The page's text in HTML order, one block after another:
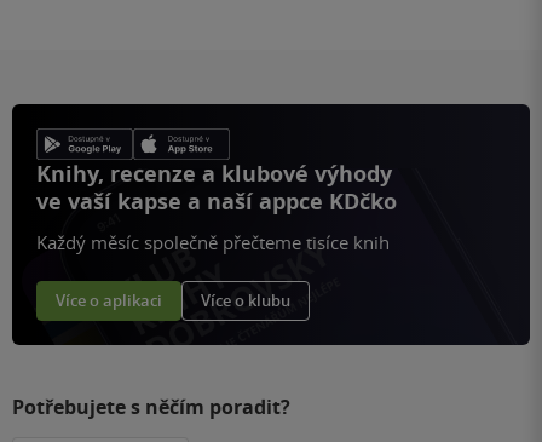
Knihy, recenze a klubové výhody
ve vaší kapse a naší appce KDčko
Každý měsíc společně přečteme tisíce knih
Více o aplikaci Více o klubu
Potřebujete s něčím poradit?